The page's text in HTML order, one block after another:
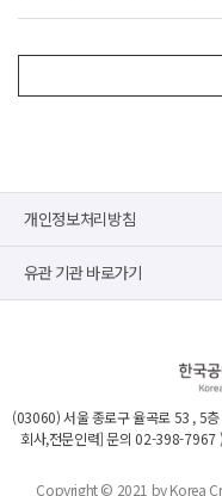
것이다.
개인정보처리방침
유관 기관 바로가기
(03060) 서울 종로구 율곡로 53 , 5
회사,전문인력] 문의02-398-7967
Copyright © 2021 by Korea